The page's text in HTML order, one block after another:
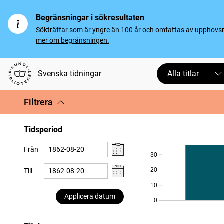
Begränsningar i sökresultaten
Sökträffar som är yngre än 100 år och omfattas av
mer om begränsningen.
Svenska tidningar Alla titlar
Filtrera
Tidsperiod
Från
Till
Applicera datum
0
10
20
30